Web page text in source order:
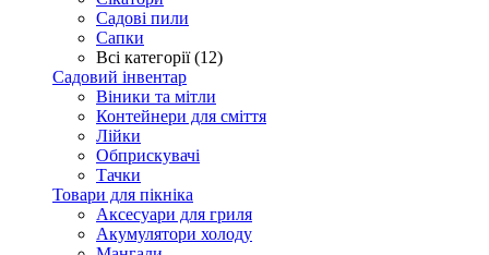
Садові пили
Сапки
Всі категорії (12)
Садовий інвентар
Віники та мітли
Контейнери для сміття
Лійки
Обприскувачі
Тачки
Товари для пікніка
Аксесуари для гриля
Акумулятори холоду